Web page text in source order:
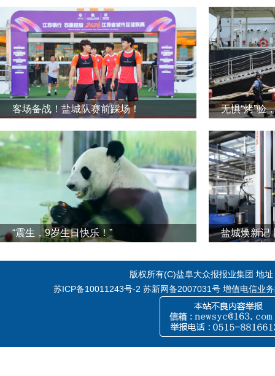
客场备战！盐城队赛前踩场！ 无惧“烤”验
“震生，9岁生日快乐！”
版权所有(C)盐阜大众报报业集团 地
苏ICP备10011243号-2 苏新网备2007031号 增值电信业